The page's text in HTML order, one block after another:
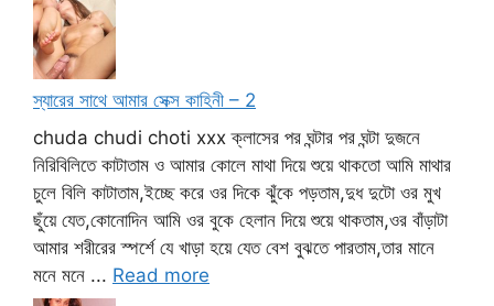
স্যারের সাথে আমার সেক্স কাহিনী – 2
chuda chudi choti xxx ক্লাসের পর ঘন্টার পর ঘন্টা দুজনে
নিরিবিলিতে কাটাতাম ও আমার কোলে মাথা দিয়ে শুয়ে থাকতো আমি মাথার
চুলে বিলি কাটাতাম,ইচ্ছে করে ওর দিকে ঝুঁকে পড়তাম,দুধ দুটো ওর মুখ
ছুঁয়ে যেত,কোনোদিন আমি ওর বুকে হেলান দিয়ে শুয়ে থাকতাম,ওর বাঁড়াটা
আমার শরীরের স্পর্শে যে খাড়া হয়ে যেত বেশ বুঝতে পারতাম,তার মানে
মনে মনে ... Read more